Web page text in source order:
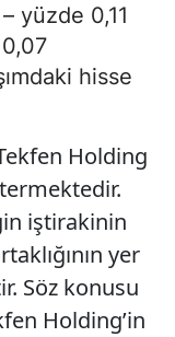
yüzde 0,11
hisse
Holding
iştirakinin
yer
Söz konusu
Holding’in